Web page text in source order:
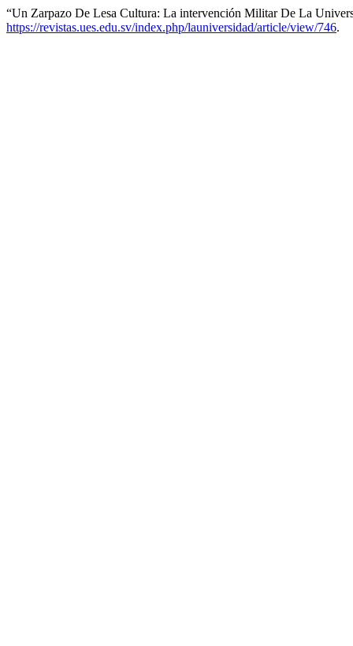
“Un Zarpazo De Lesa Cultura: La intervención Militar De La
https://revistas.ues.edu.sv/index.php/launiversidad/article/view/746.